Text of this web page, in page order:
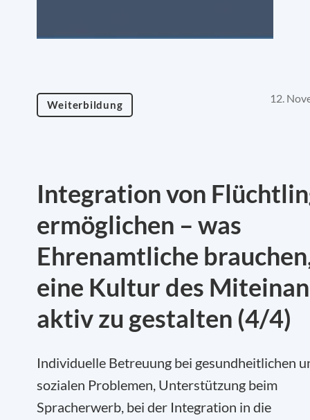
Weiterbildung 12.
Integration von
ermöglichen – was
Ehrenamtliche
eine Kultur des
aktiv zu gestalten (4/4)
Individuelle Betreuung bei gesundheitlichen
sozialen Problemen, Unterstützung beim
Spracherwerb, bei der Integration in die